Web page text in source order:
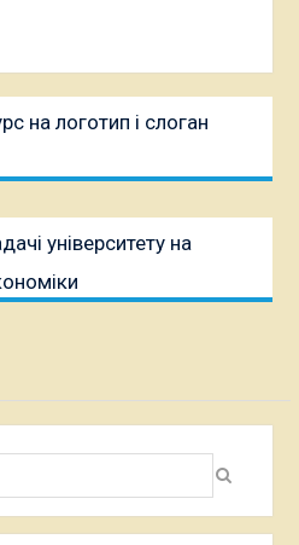
на логотип і слоган
університету на